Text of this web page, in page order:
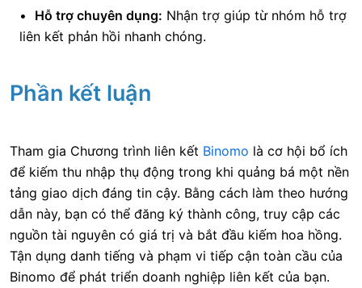
Hỗ trợ chuyên dụng: Nhận trợ giúp từ nhóm hỗ trợ
liên kết phản hồi nhanh chóng.
Phần kết luận
Tham gia Chương trình liên kết Binomo là cơ hội bổ ích
để kiếm thu nhập thụ động trong khi quảng bá một nền
tảng giao dịch đáng tin cậy. Bằng cách làm theo hướng
dẫn này, bạn có thể đăng ký thành công, truy cập các
nguồn tài nguyên có giá trị và bắt đầu kiếm hoa hồng.
Tận dụng danh tiếng và phạm vi tiếp cận toàn cầu của
Binomo để phát triển doanh nghiệp liên kết của bạn.